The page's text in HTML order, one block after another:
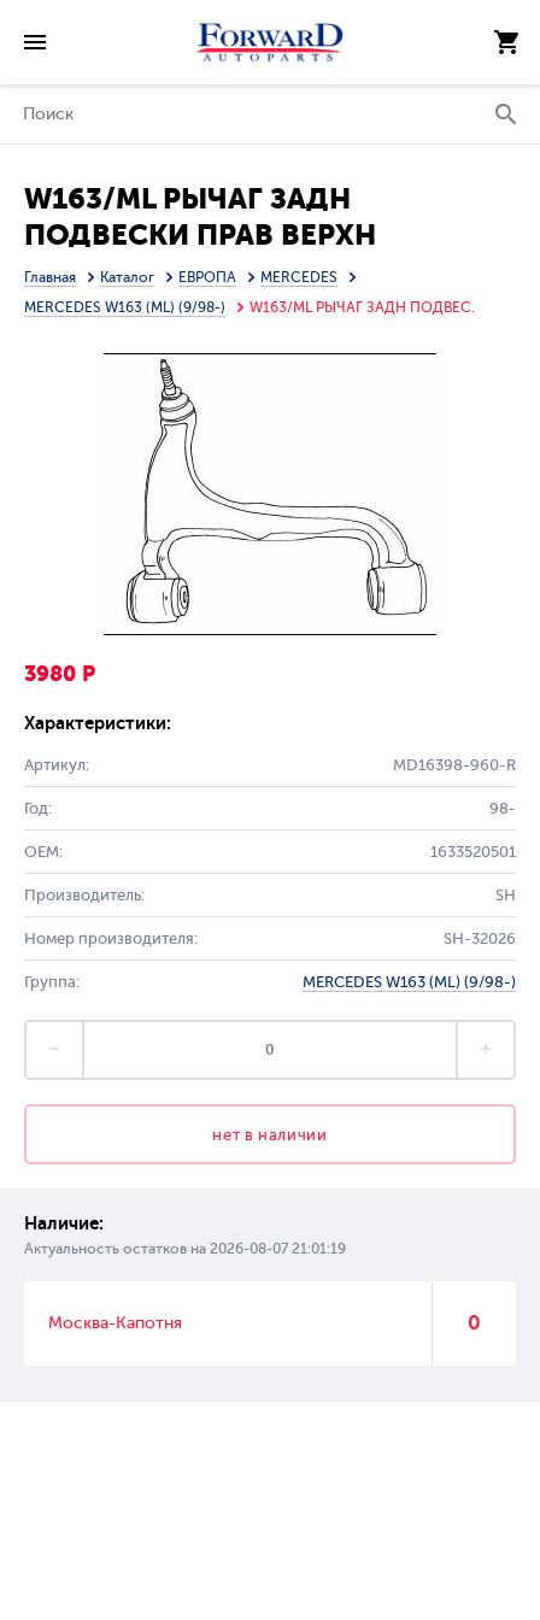
W163/ML РЫЧАГ ЗАДН
ПОДВЕСКИ ПРАВ ВЕРХН
(ТАЙВАНЬ)
Главная Каталог ЕВРОПА
MERCEDES
MERCEDES W163 (ML) (9/98-)
W163/ML РЫЧАГ ЗАДН ПОДВЕС.
3980 Р
Характеристики:
Артикул: MD16398-960-R
Год: 98-
OEM: 1633520501
Производитель: SH
Номер производителя: SH-32026
Группа: MERCEDES W163 (ML) (9/98-)
нет в наличии
Наличие:
Актуальность остатков на 2026-08-07 21:01:19
Москва-Капотня 0